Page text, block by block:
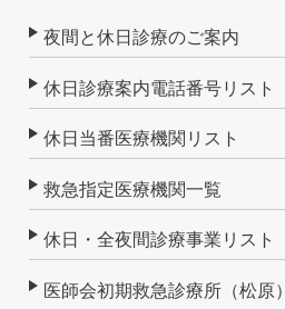
夜間と休日診療のご案内
休日診療案内電話番号リスト
休日当番医療機関リスト
救急指定医療機関一覧
休日・全夜間診療事業リスト
医師会初期救急診療所（松原）